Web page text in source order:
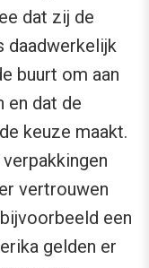
dat zij de
daadwerkelijk
buurt om aan
en dat de
keuze maakt.
vertrouwen
een
gelden er